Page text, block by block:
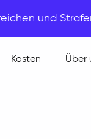
und
Kosten Über